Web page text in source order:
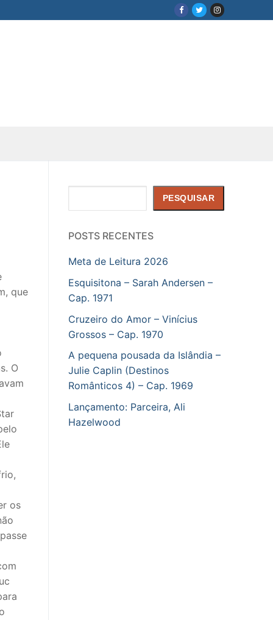
que
O
os
PESQUISAR
POSTS RECENTES
Meta de Leitura 2026
Esquisitona – Sarah Andersen –
Cap. 1971
Cruzeiro do Amor – Vinícius
Grossos – Cap. 1970
A pequena pousada da Islândia –
Julie Caplin (Destinos
Românticos 4) – Cap. 1969
Lançamento: Parceira, Ali
Hazelwood